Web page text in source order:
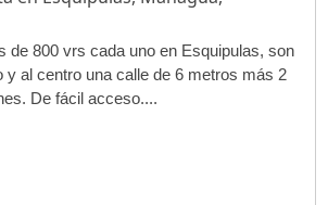
de 800 vrs cada uno en Esquipulas, son
y al centro una calle de 6 metros más 2
De fácil acceso....